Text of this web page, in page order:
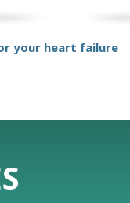
your heart failure